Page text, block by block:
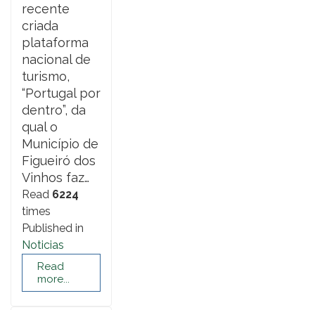
recente
criada
plataforma
nacional de
turismo,
“Portugal por
dentro”, da
qual o
Município de
Figueiró dos
Vinhos faz…
Read 6224
times
Published in
Noticias
Read
more...